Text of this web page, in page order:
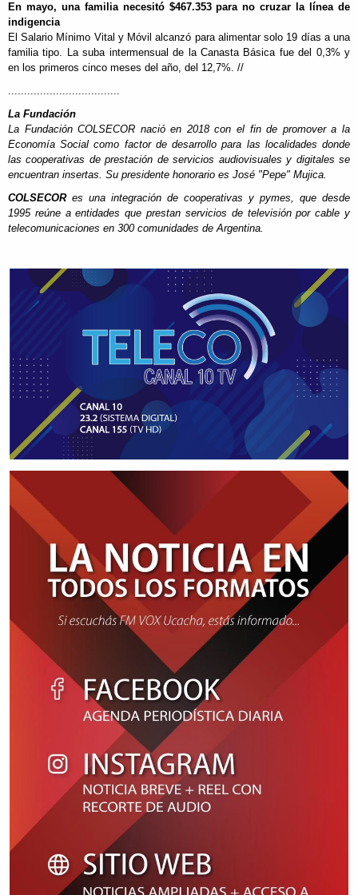
En mayo, una familia necesitó $467.353 para no cruzar la línea de
indigencia
El Salario Mínimo Vital y Móvil alcanzó para alimentar solo 19 días a una
familia tipo. La suba intermensual de la Canasta Básica fue del 0,3% y
en los primeros cinco meses del año, del 12,7%. //
...................................
La Fundación
La Fundación COLSECOR nació en 2018 con el fin de promover a la
Economía Social como factor de desarrollo para las localidades donde
las cooperativas de prestación de servicios audiovisuales y digitales se
encuentran insertas. Su presidente honorario es José "Pepe" Mujica.
COLSECORes una integración de cooperativas y pymes, que desde
1995 reúne a entidades que prestan servicios de televisión por cable y
telecomunicaciones en 300 comunidades de Argentina.